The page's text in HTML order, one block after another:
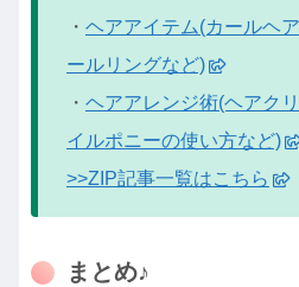
・ ヘアアイテム(カールヘ
ールリングなど)
・ ヘアアレンジ術(ヘアク
イルポニーの使い方など)
>>ZIP記事一覧はこちら
まとめ♪